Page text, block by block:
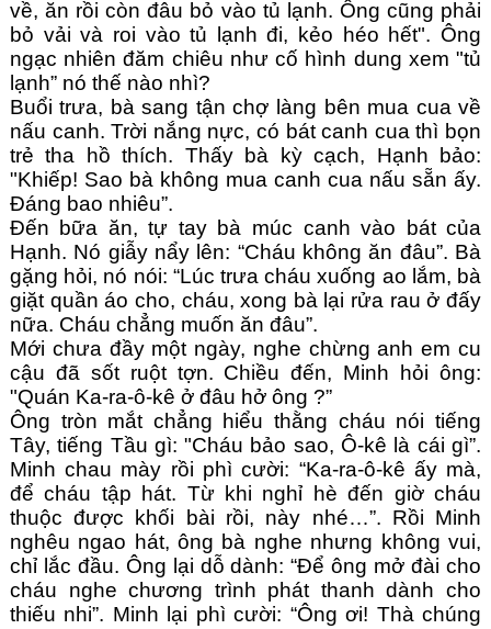
về, ăn rồi còn đâu bỏ vào tủ lạnh. Ông cũng phải
bỏ vải và roi vào tủ lạnh đi, kẻo héo hết". Ông
ngạc nhiên đăm chiêu như cố hình dung xem "tủ
lạnh” nó thế nào nhì?
Buổi trưa, bà sang tận chợ làng bên mua cua về
nấu canh. Trời nắng nực, có bát canh cua thì bọn
trẻ tha hồ thích. Thấy bà kỳ cạch, Hạnh bảo:
"Khiếp! Sao bà không mua canh cua nấu sẵn ấy.
Đáng bao nhiêu”.
Đến bữa ăn, tự tay bà múc canh vào bát của
Hạnh. Nó giẫy nẩy lên: “Cháu không ăn đâu”. Bà
gặng hỏi, nó nói: “Lúc trưa cháu xuống ao lắm, bà
giặt quần áo cho, cháu, xong bà lại rửa rau ở đấy
nữa. Cháu chẳng muốn ăn đâu”.
Mới chưa đầy một ngày, nghe chừng anh em cu
cậu đã sốt ruột tợn. Chiều đến, Minh hỏi ông:
"Quán Ka-ra-ô-kê ở đâu hở ông ?”
Ông tròn mắt chẳng hiểu thằng cháu nói tiếng
Tây, tiếng Tầu gì: "Cháu bảo sao, Ô-kê là cái gì”.
Minh chau mày rồi phì cười: “Ka-ra-ô-kê ấy mà,
để cháu tập hát. Từ khi nghỉ hè đến giờ cháu
thuộc được khối bài rồi, này nhé…”. Rồi Minh
nghêu ngao hát, ông bà nghe nhưng không vui,
chỉ lắc đầu. Ông lại dỗ dành: “Để ông mở đài cho
cháu nghe chương trình phát thanh dành cho
thiếu nhi”. Minh lại phì cười: “Ông ơi! Thà chúng